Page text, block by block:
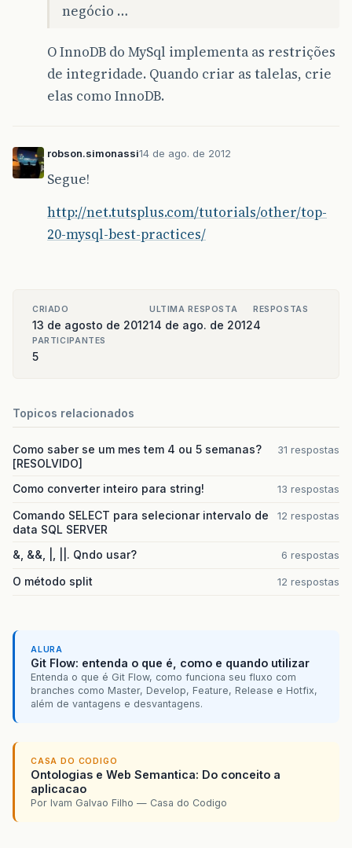
negócio …
O InnoDB do MySql implementa as restrições
de integridade. Quando criar as talelas, crie
elas como InnoDB.
robson.simonassi14 de ago. de 2012
Segue!
http://net.tutsplus.com/tutorials/other/top-
20-mysql-best-practices/
CRIADO
13 de agosto de 2012
ULTIMA RESPOSTA
14 de ago. de 2012
RESPOSTAS
4
PARTICIPANTES
5
Topicos relacionados
Como saber se um mes tem 4 ou 5 semanas?
[RESOLVIDO]
31 respostas
Como converter inteiro para string! 13 respostas
Comando SELECT para selecionar intervalo de
data SQL SERVER
12 respostas
&, &&, |, ||. Qndo usar? 6 respostas
O método split 12 respostas
ALURA
Git Flow: entenda o que é, como e quando utilizar
Entenda o que é Git Flow, como funciona seu fluxo com
branches como Master, Develop, Feature, Release e Hotfix,
além de vantagens e desvantagens.
CASA DO CODIGO
Ontologias e Web Semantica: Do conceito a
aplicacao
Por Ivam Galvao Filho — Casa do Codigo